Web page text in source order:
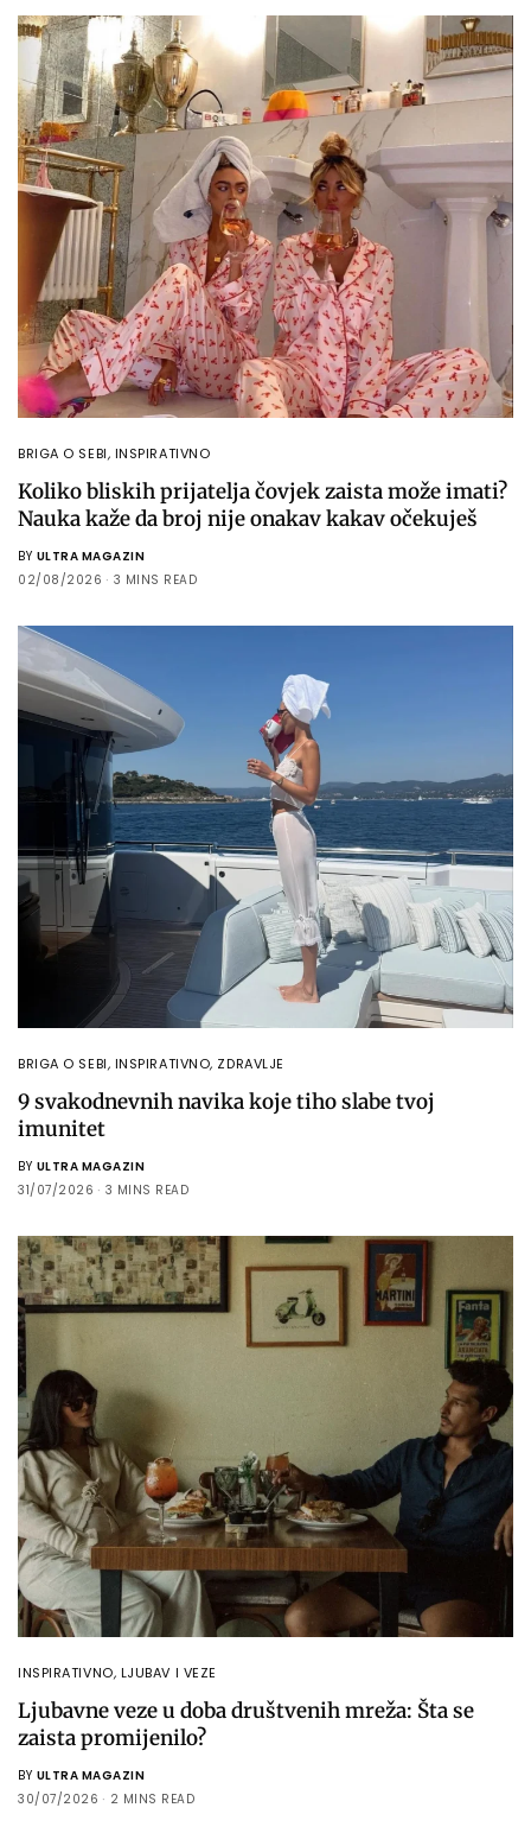
BRIGA O SEBI, INSPIRATIVNO
Koliko bliskih prijatelja čovjek zaista može imati?
Nauka kaže da broj nije onakav kakav očekuješ
BY ULTRA MAGAZIN
02/08/2026
3 MINS READ
BRIGA O SEBI, INSPIRATIVNO, ZDRAVLJE
9 svakodnevnih navika koje tiho slabe tvoj
imunitet
BY ULTRA MAGAZIN
31/07/2026
3 MINS READ
INSPIRATIVNO, LJUBAV I VEZE
Ljubavne veze u doba društvenih mreža: Šta se
zaista promijenilo?
BY ULTRA MAGAZIN
30/07/2026
2 MINS READ